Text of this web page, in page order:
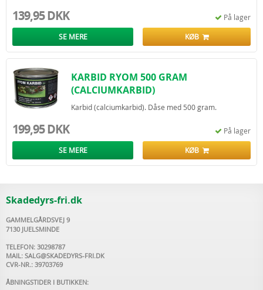
139,95 DKK På lager
SE MERE KØB
KARBID RYOM 500 GRAM
(CALCIUMKARBID)
Karbid (calciumkarbid). Dåse med 500 gram.
199,95 DKK På lager
SE MERE KØB
Skadedyrs-fri.dk
GAMMELGÅRDSVEJ 9
7130 JUELSMINDE
TELEFON: 30298787
MAIL: SALG@SKADEDYRS-FRI.DK
CVR-NR.: 39703769
ÅBNINGSTIDER I BUTIKKEN: